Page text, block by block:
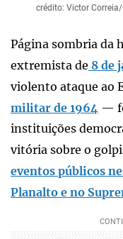
crédito: Victor Correia/
Página sombria da
extremista de 8 de
violento ataque ao
militar de 1964 —
instituições
vitória sobre o
eventos públicos
Planalto e no